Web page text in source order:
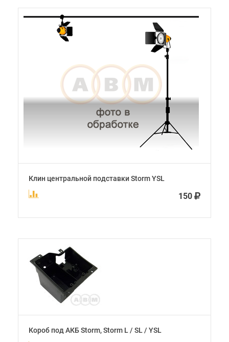
Клин центральной подставки Storm YSL
150
Короб под АКБ Storm, Storm L / SL / YSL